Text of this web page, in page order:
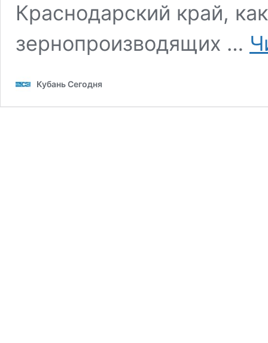
Краснодарский край,
зернопроизводящих …
Кубань Сегодня